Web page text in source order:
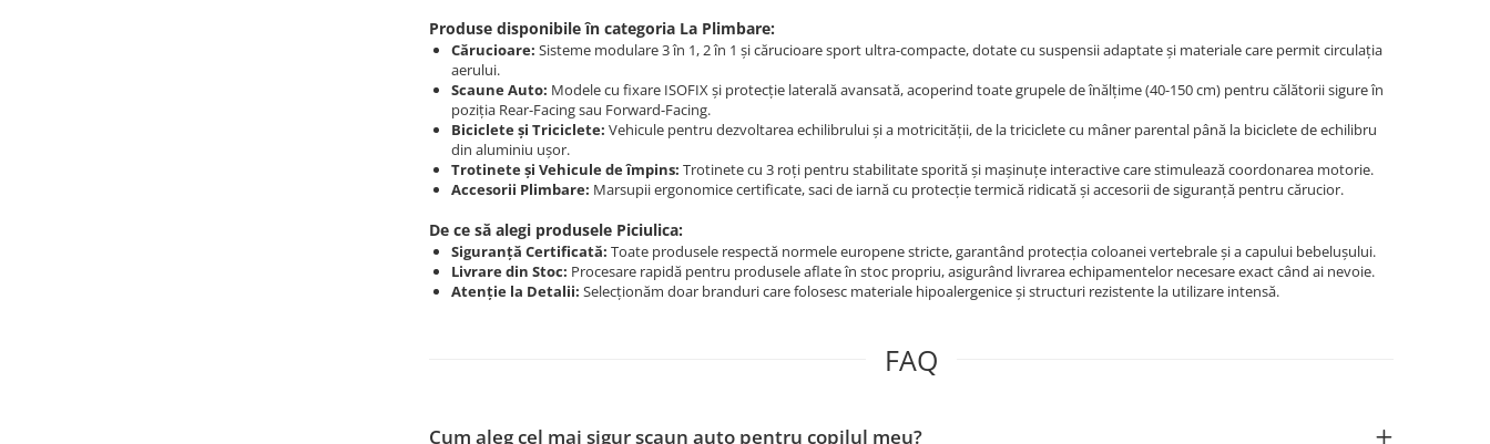
Produse disponibile în categoria La Plimbare:
Cărucioare: Sisteme modulare 3 în 1, 2 în 1 și cărucioare sport ultra-compacte, dotate cu suspensii adaptate și materiale care permit circulația
aerului.
Scaune Auto: Modele cu fixare ISOFIX și protecție laterală avansată, acoperind toate grupele de înălțime (40-150 cm) pentru călătorii sigure în
poziția Rear-Facing sau Forward-Facing.
Biciclete și Triciclete: Vehicule pentru dezvoltarea echilibrului și a motricității, de la triciclete cu mâner parental până la biciclete de echilibru
din aluminiu ușor.
Trotinete și Vehicule de împins: Trotinete cu 3 roți pentru stabilitate sporită și mașinuțe interactive care stimulează coordonarea motorie.
Accesorii Plimbare: Marsupii ergonomice certificate, saci de iarnă cu protecție termică ridicată și accesorii de siguranță pentru cărucior.
De ce să alegi produsele Piciulica:
Siguranță Certificată: Toate produsele respectă normele europene stricte, garantând protecția coloanei vertebrale și a capului bebelușului.
Livrare din Stoc: Procesare rapidă pentru produsele aflate în stoc propriu, asigurând livrarea echipamentelor necesare exact când ai nevoie.
Atenție la Detalii: Selecționăm doar branduri care folosesc materiale hipoalergenice și structuri rezistente la utilizare intensă.
FAQ
Cum aleg cel mai sigur scaun auto pentru copilul meu?